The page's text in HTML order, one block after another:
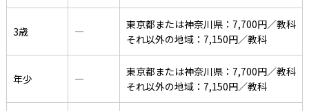
3歳 ―
東京都または神奈川県：7,700円／教科
それ以外の地域：7,150円／教科
年少 ―
東京都または神奈川県：7,700円／教科
それ以外の地域：7,150円／教科